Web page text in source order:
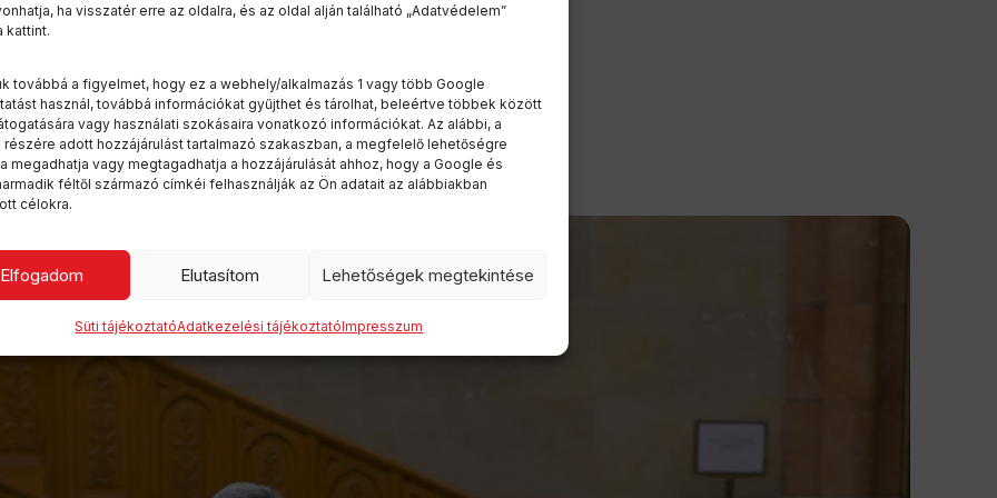
ha visszatér erre az oldalra, és az oldal alján található „Adatvédelem”
kattint.
továbbá a figyelmet, hogy ez a webhely/alkalmazás 1 vagy több Google
használ, továbbá információkat gyűjthet és tárolhat, beleértve többek között
vagy használati szokásaira vonatkozó információkat. Az alábbi, a
részére adott hozzájárulást tartalmazó szakaszban, a megfelelő lehetőségre
megadhatja vagy megtagadhatja a hozzájárulását ahhoz, hogy a Google és
féltől származó címkéi felhasználják az Ön adatait az alábbiakban
célokra.
Elfogadom Elutasítom Lehetőségek megtekintése
Süti tájékoztatóAdatkezelési tájékoztatóImpresszum
érintő gyors átalakítása után az…
szól bele a közmédia átalakításába
miniszter azt állítja,…
ügyészi megbízatása,…